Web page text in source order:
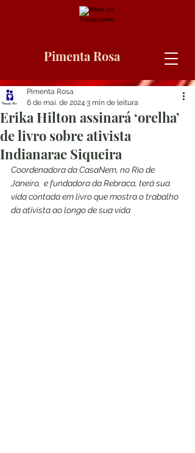
Pimenta Rosa
Erika Hilton assinará ‘orelha’
de livro sobre ativista
Indianarae Siqueira
Pimenta Rosa
6 de mai. de 2024 3 min de leitura
Coordenadora da CasaNem, no Rio de
Janeiro,  e fundadora da Rebraca, terá sua
vida contada em livro que mostra o trabalho
da ativista ao longo de sua vida